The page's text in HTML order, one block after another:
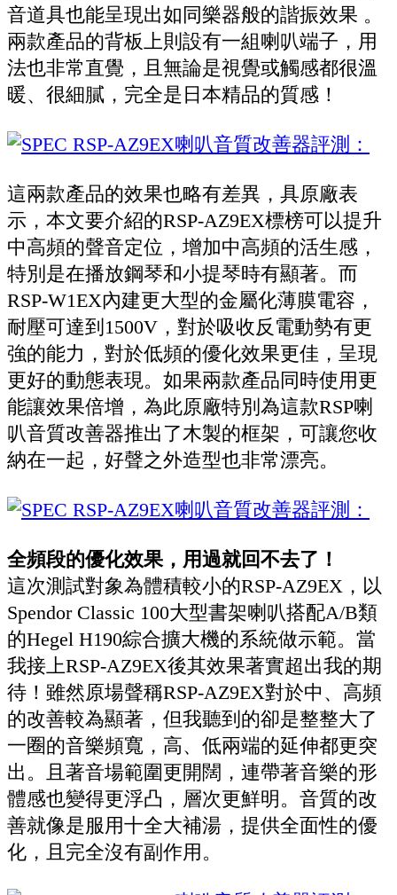
音道具也能呈現出如同樂器般的諧振效果 。
兩款產品的背板上則設有一組喇叭端子，用
法也非常直覺，且無論是視覺或觸感都很溫
暖、很細膩，完全是日本精品的質感！
這兩款產品的效果也略有差異，具原廠表
示，本文要介紹的RSP-AZ9EX標榜可以提升
中高頻的聲音定位，增加中高頻的活生感，
特別是在播放鋼琴和小提琴時有顯著。而
RSP-W1EX內建更大型的金屬化薄膜電容，
耐壓可達到1500V，對於吸收反電動勢有更
強的能力，對於低頻的優化效果更佳，呈現
更好的動態表現。如果兩款產品同時使用更
能讓效果倍增，為此原廠特別為這款RSP喇
叭音質改善器推出了木製的框架，可讓您收
納在一起，好聲之外造型也非常漂亮。
全頻段的優化效果，用過就回不去了！
這次測試對象為體積較小的RSP-AZ9EX，以
Spendor Classic 100大型書架喇叭搭配A/B類
的Hegel H190綜合擴大機的系統做示範。當
我接上RSP-AZ9EX後其效果著實超出我的期
待！雖然原場聲稱RSP-AZ9EX對於中、高頻
的改善較為顯著，但我聽到的卻是整整大了
一圈的音樂頻寬，高、低兩端的延伸都更突
出。且著音場範圍更開闊，連帶著音樂的形
體感也變得更浮凸，層次更鮮明。音質的改
善就像是服用十全大補湯，提供全面性的優
化，且完全沒有副作用。